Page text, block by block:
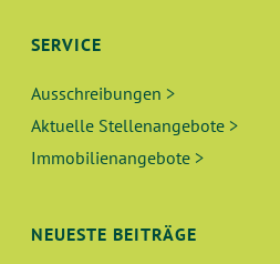
SERVICE
Ausschreibungen >
Aktuelle Stellenangebote >
Immobilienangebote >
NEUESTE BEITRÄGE